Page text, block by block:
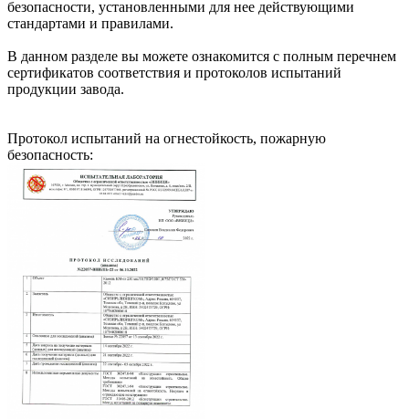
безопасности, установленными для нее действующими
стандартами и правилами.
В данном разделе вы можете ознакомится с полным перечнем
сертификатов соответствия и протоколов испытаний
продукции завода.
Протокол испытаний на огнестойкость, пожарную
безопасность: